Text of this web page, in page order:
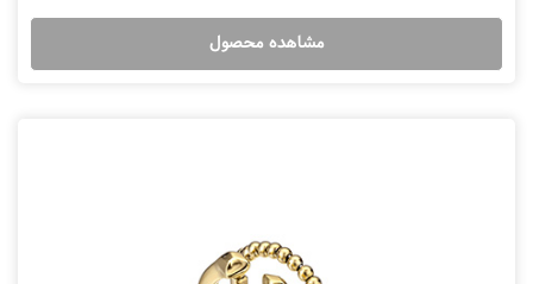
مشاهده محصول